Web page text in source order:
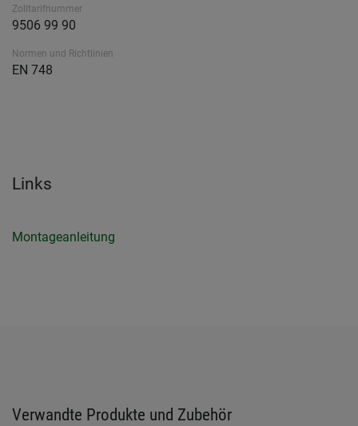
Zolltarifnummer
9506 99 90
Normen und Richtlinien
EN 748
Links
Montageanleitung
Verwandte Produkte und Zubehör